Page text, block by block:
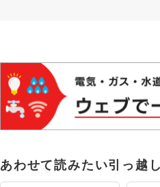
あわせて読みたい引っ越